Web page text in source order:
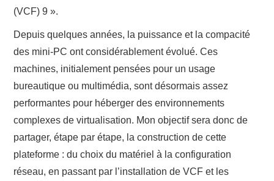
(VCF) 9 ».
Depuis quelques années, la puissance et la compacité
des mini-PC ont considérablement évolué. Ces
machines, initialement pensées pour un usage
bureautique ou multimédia, sont désormais assez
performantes pour héberger des environnements
complexes de virtualisation. Mon objectif sera donc de
partager, étape par étape, la construction de cette
plateforme : du choix du matériel à la configuration
réseau, en passant par l’installation de VCF et les